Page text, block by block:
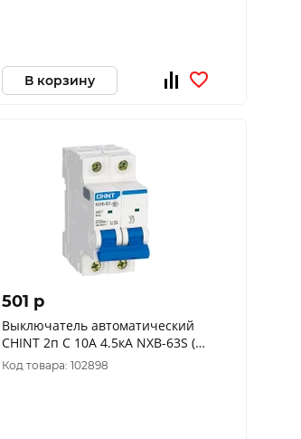
В корзину
501 p
Выключатель автоматический
CHINT 2п C 10А 4.5кА NXB-63S (R)
296787
Код товара: 102898